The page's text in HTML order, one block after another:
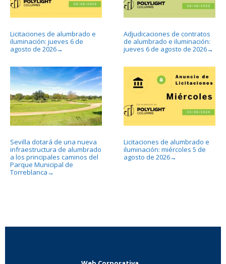
Licitaciones de alumbrado e
iluminación: jueves 6 de
agosto de 2026→
Adjudicaciones de contratos
de alumbrado e iluminación:
jueves 6 de agosto de 2026→
Sevilla dotará de una nueva
infraestructura de alumbrado
a los principales caminos del
Parque Municipal de
Torreblanca →
Licitaciones de alumbrado e
iluminación: miércoles 5 de
agosto de 2026→